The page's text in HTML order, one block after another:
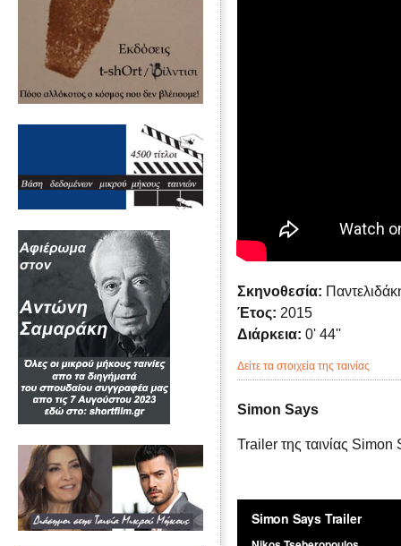
Σκηνοθεσία:
Έτος: 2015
Διάρκεια: 0' 44''
Δείτε τα στοιχεία της ταινίας
Simon Says
Trailer της ταινίας Simon